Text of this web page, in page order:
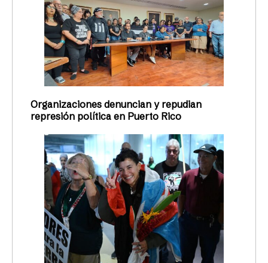
Organizaciones denuncian y repudian
represión política en Puerto Rico